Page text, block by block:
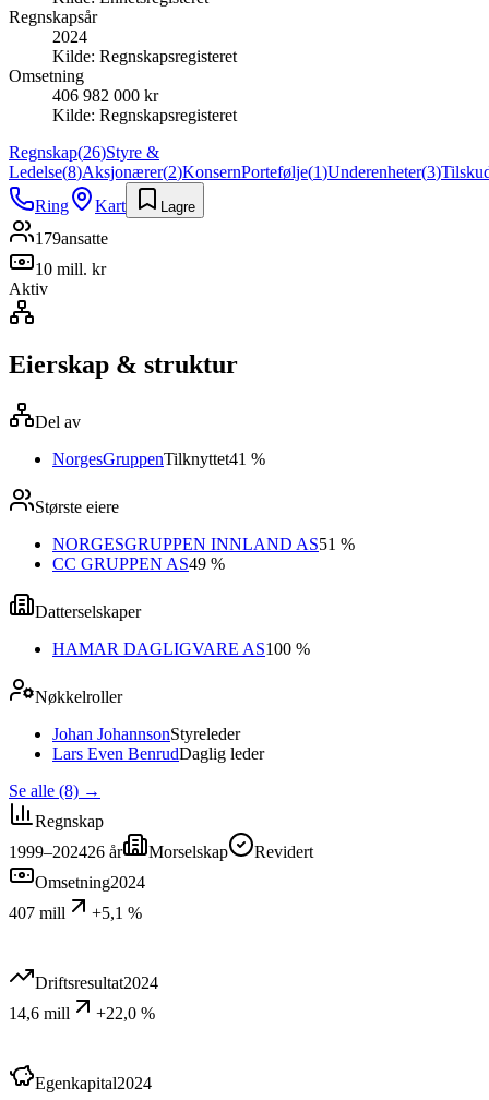
Regnskapsår
2024
Kilde: Regnskapsregisteret
Omsetning
406 982 000 kr
Kilde: Regnskapsregisteret
Regnskap(26)Styre &
Ledelse(8)Aksjonærer(2)KonsernPortefølje(1)Underenheter(3)
Ring
Kart Lagre
179ansatte
10 mill. kr
Aktiv
Eierskap & struktur
Del av
NorgesGruppenTilknyttet41 %
Største eiere
NORGESGRUPPEN INNLAND AS51 %
CC GRUPPEN AS49 %
Datterselskaper
HAMAR DAGLIGVARE AS100 %
Nøkkelroller
Johan JohannsonStyreleder
Lars Even BenrudDaglig leder
Se alle (8) →
Regnskap
1999–202426 år Morselskap
Revidert
Omsetning2024
407 mill
+5,1 %
Driftsresultat2024
14,6 mill
+22,0 %
Egenkapital2024